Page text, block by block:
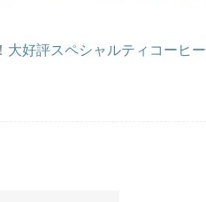
大好評スペシャルティコーヒー